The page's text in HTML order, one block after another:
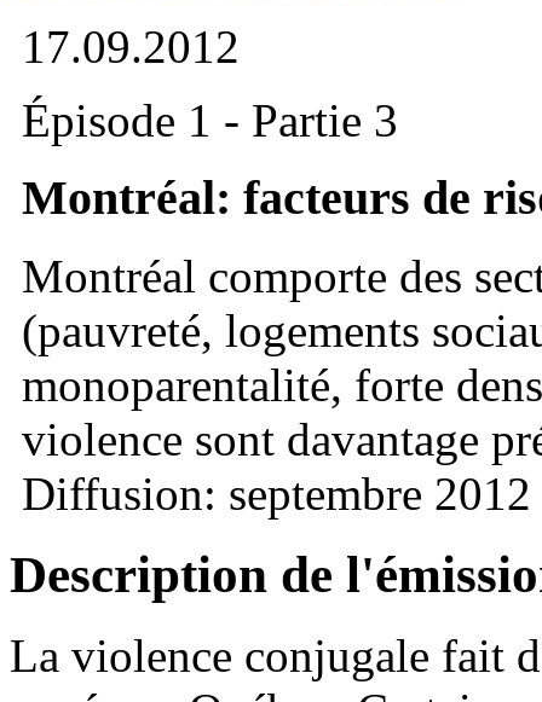
17.09.2012
Épisode 1 - Partie 3
Montréal: facteurs de
Montréal comporte des
(pauvreté, logements
monoparentalité, forte
violence sont davantage
Diffusion: septembre 2012
Description de
La violence conjugale fait